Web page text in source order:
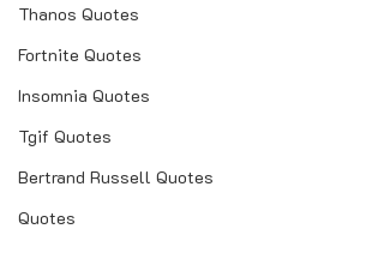
Thanos Quotes
Fortnite Quotes
Insomnia Quotes
Tgif Quotes
Bertrand Russell Quotes
Quotes